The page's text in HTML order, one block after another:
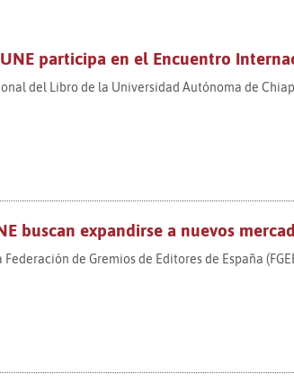
participa en el Encuentro
del Libro de la Universidad Autónoma de
buscan expandirse a nuevos
de Gremios de Editores de España